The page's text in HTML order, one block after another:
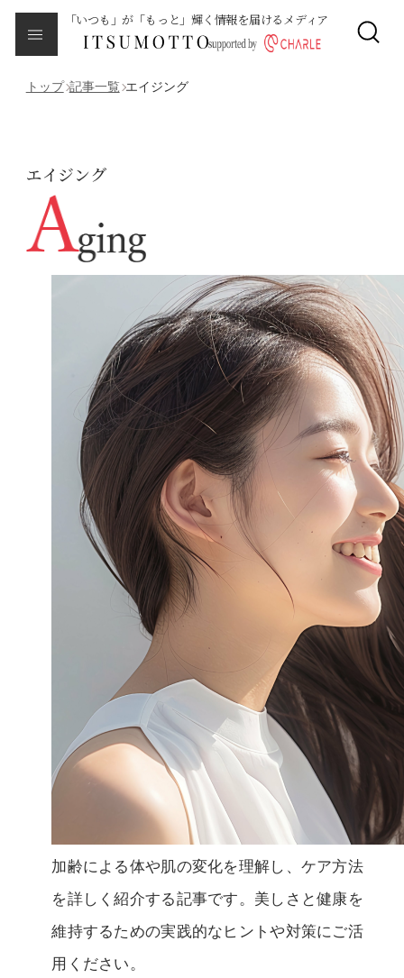
「いつも」が「もっと」輝く情報を届けるメディア
ライフステージ
ピープル
トップ 記事一覧 エイジング
エイジング
加齢による体や肌の変化を理解し、ケア方法
を詳しく紹介する記事です。美しさと健康を
維持するための実践的なヒントや対策にご活
用ください。